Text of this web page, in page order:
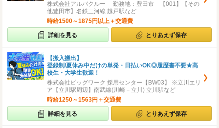
株式会社アルバクルー 勤務地：豊田市 【001】【その
他豊田市】名鉄三河線 越戸駅など
時給1500～1875円以上＋交通費
詳細を見る とりあえず保存
【搬入搬出】
登録制/夏休み中だけの単発・日払いOK◎履歴書不要★高
校生・大学生歓迎！
株式会社ビッグワーク 採用センター【BW03】 ※立川エリ
ア【立川駅周辺】南武線(川崎－立川) 立川駅など
時給1250～1563円＋交通費
詳細を見る とりあえず保存